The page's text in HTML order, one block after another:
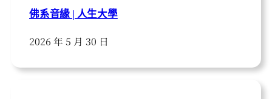
佛系音緣 | 人生大學
2026 年 5 月 30 日